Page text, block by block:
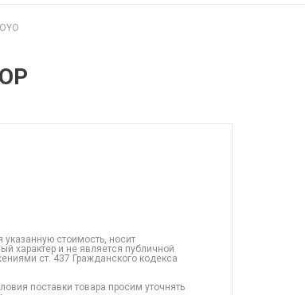
стоимость, носит
характер и не является публичной
ст. 437 Гражданского кодекса
поставки товара просим уточнять